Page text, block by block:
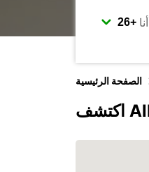
أنا
الصفحة الرئيسية